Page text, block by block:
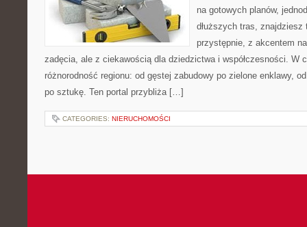
na gotowych planów,
dłuższych tras, znajdziesz
przystępnie, z akcentem
zadęcia, ale z ciekawością dla dziedzictwa i współczesności. W
różnorodność regionu: od gęstej zabudowy po zielone enklawy,
po sztukę. Ten portal przybliża […]
CATEGORIES: NIERUCHOMOŚCI